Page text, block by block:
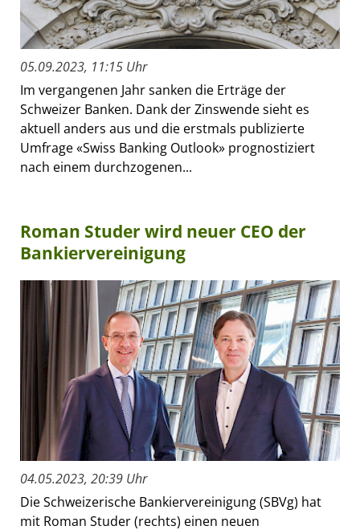
05.09.2023, 11:15 Uhr
Im vergangenen Jahr sanken die Erträge der
Schweizer Banken. Dank der Zinswende sieht es
aktuell anders aus und die erstmals publizierte
Umfrage «Swiss Banking Outlook» prognostiziert
nach einem durchzogenen...
Roman Studer wird neuer CEO der
Bankiervereinigung
04.05.2023, 20:39 Uhr
Die Schweizerische Bankiervereinigung (SBVg) hat
mit Roman Studer (rechts) einen neuen